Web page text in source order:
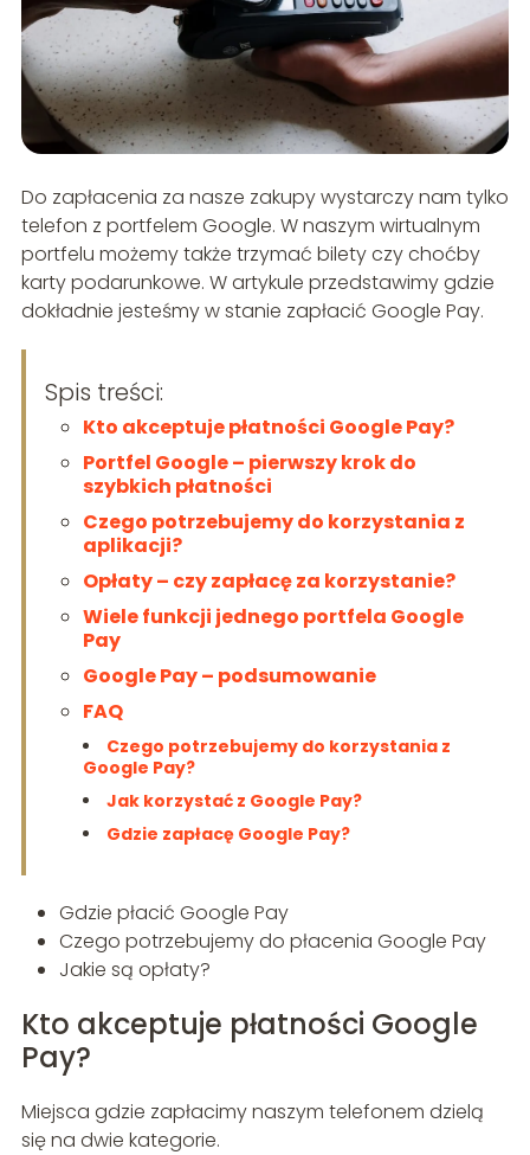
Do zapłacenia za nasze zakupy wystarczy nam tylko
telefon z portfelem Google. W naszym wirtualnym
portfelu możemy także trzymać bilety czy choćby
karty podarunkowe. W artykule przedstawimy gdzie
dokładnie jesteśmy w stanie zapłacić Google Pay.
Spis treści:
Kto akceptuje płatności Google Pay?
Portfel Google – pierwszy krok do
szybkich płatności
Czego potrzebujemy do korzystania z
aplikacji?
Opłaty – czy zapłacę za korzystanie?
Wiele funkcji jednego portfela Google
Pay
Google Pay – podsumowanie
FAQ
Czego potrzebujemy do korzystania z
Google Pay?
Jak korzystać z Google Pay?
Gdzie zapłacę Google Pay?
Gdzie płacić Google Pay
Czego potrzebujemy do płacenia Google Pay
Jakie są opłaty?
Kto akceptuje płatności Google
Pay?
Miejsca gdzie zapłacimy naszym telefonem dzielą
się na dwie kategorie.